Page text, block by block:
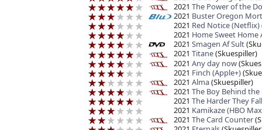
2021 The Power of the
2021 Buster Oregon
2021 Red Notice (Netflix)
2021 Home Sweet Home
2021 Smagen Af Sult
2021 Titane(Skuespiller)
2021 Any day now
2021 Finch (Apple+)
2021 Alma(Skuespiller)
2021 The Boy Behind the
2021 The Harder They
2021 Kamikaze (HBO
2021 The Card Counter